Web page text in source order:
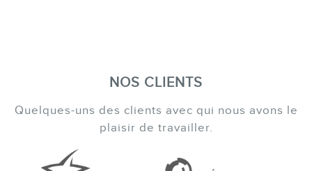
NOS CLIENTS
Quelques-uns des clients avec qui nous avons le
plaisir de travailler.